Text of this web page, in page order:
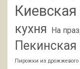
Киевская
кухня На
Пекинская
Пирожки из дрожжевого